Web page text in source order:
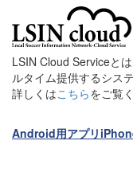
LSIN Cloud Serviceと
ルタイム提供するシステ
詳しくはこちらをご覧
Android用アプリ